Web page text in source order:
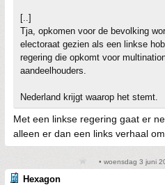
[..]
Tja, opkomen voor de bevolking
electoraat gezien als een linkse
regering die opkomt voor
aandeelhouders.
Nederland krijgt waarop het stemt.
Met een linkse regering gaat er
alleen er dan een links verhaal
• woensdag 3 juni
Hexagon